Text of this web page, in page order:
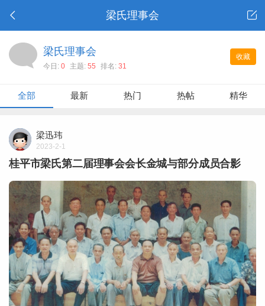
梁氏理事会
收藏
梁氏理事会
今日: 0 主题: 55 排名: 31
全部 最新 热门 热帖 精华
梁迅玮
2023-2-1
桂平市梁氏第二届理事会会长金城与部分成员合影